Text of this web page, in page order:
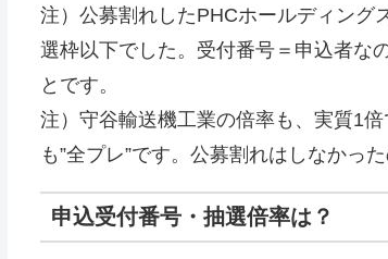
注）公募割れしたPHCホールディング
選枠以下でした。受付番号＝申込者な
とです。
注）守谷輸送機工業の倍率も、実質1
も”全プレ”です。公募割れはしなかっ
申込受付番号・抽選倍率は？